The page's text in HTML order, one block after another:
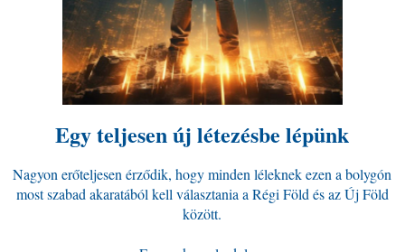
Egy teljesen új létezésbe lépünk
Nagyon erőteljesen érződik, hogy minden léleknek ezen a bolygón
most szabad akaratából kell választania a Régi Föld és az Új Föld
között.